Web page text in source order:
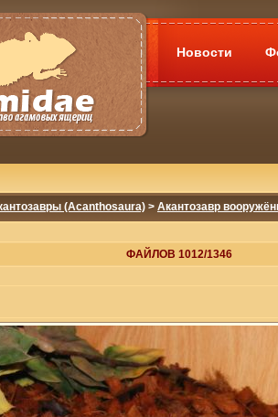
Новости
(Acanthosaura) > Акантозавр
ФАЙЛОВ 1012/1346